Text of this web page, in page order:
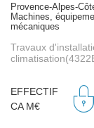
Provence-Alpes-
Machines,
mécaniques
Travaux
EFFECTIF
CA M€